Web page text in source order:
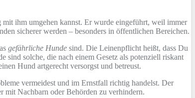
ihm umgehen kannst. Er wurde eingeführt, weil immer
sicherer werden – besonders in öffentlichen Bereichen.
gefährliche Hunde sind. Die Leinenpflicht heißt, dass Du
sind solche, die nach einem Gesetz als potenziell riskant
Hund artgerecht versorgst und betreust.
vermeidest und im Ernstfall richtig handelst. Der
mit Nachbarn oder Behörden zu verhindern.